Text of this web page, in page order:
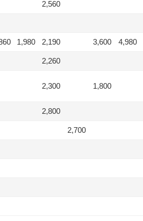
2,560
1,980 2,190 3,600 4,980
2,260
2,300 1,800
2,800
2,700